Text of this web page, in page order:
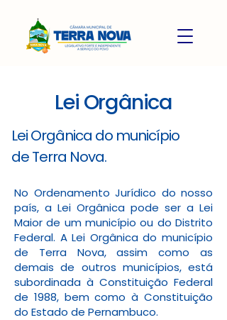
Lei Orgânica
Lei Orgânica do município
de Terra Nova.
No Ordenamento Jurídico do nosso
país, a Lei Orgânica pode ser a Lei
Maior de um município ou do Distrito
Federal. A Lei Orgânica do município
de Terra Nova, assim como as
demais de outros municípios, está
subordinada à Constituição Federal
de 1988, bem como à Constituição
do Estado de Pernambuco.